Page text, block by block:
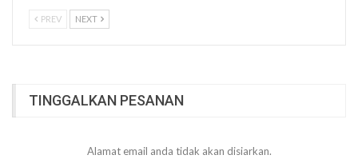
PREV NEXT
TINGGALKAN PESANAN
Alamat email anda tidak akan disiarkan.